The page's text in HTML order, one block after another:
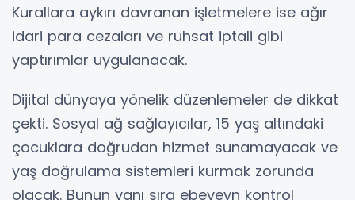
Kurallara aykırı davranan işletmelere ise ağır
idari para cezaları ve ruhsat iptali gibi
yaptırımlar uygulanacak.
Dijital dünyaya yönelik düzenlemeler de dikkat
çekti. Sosyal ağ sağlayıcılar, 15 yaş altındaki
çocuklara doğrudan hizmet sunamayacak ve
yaş doğrulama sistemleri kurmak zorunda
olacak. Bunun yanı sıra ebeveyn kontrol